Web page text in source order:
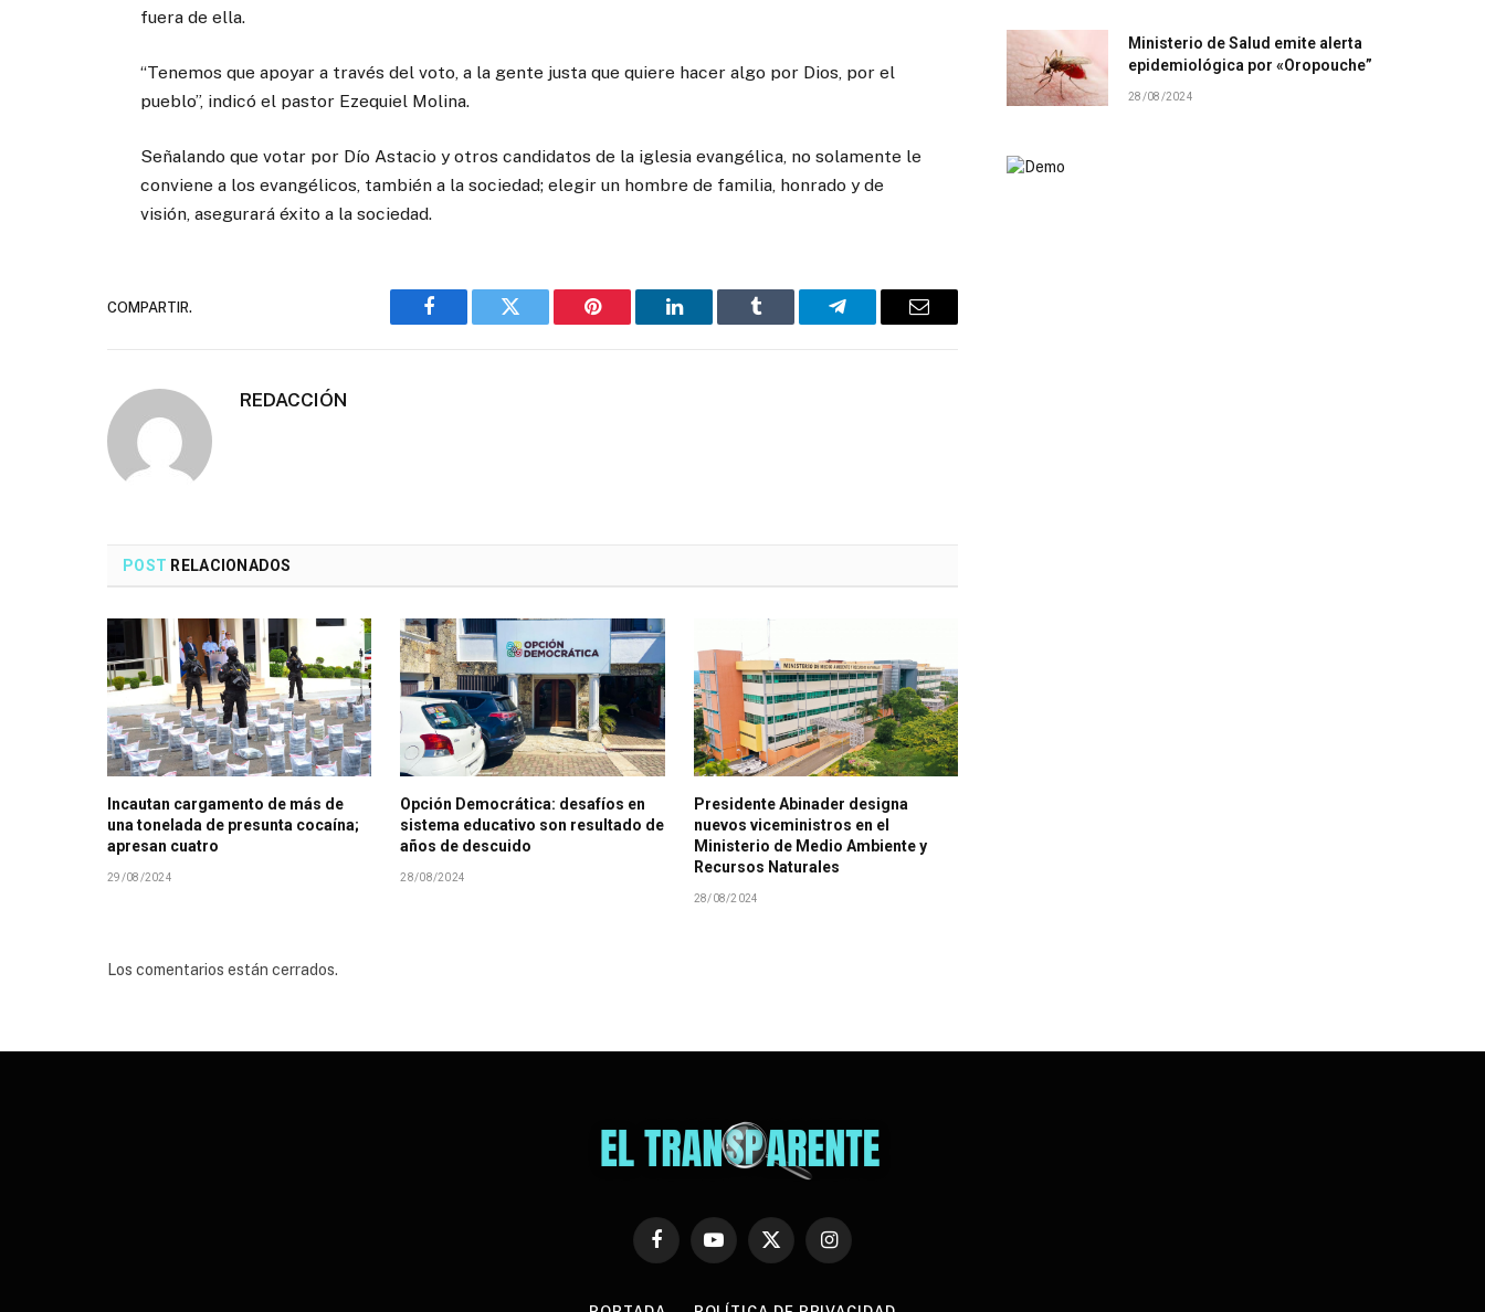
fuera de ella.
“Tenemos que apoyar a través del voto, a la gente justa que quiere hacer algo por Dios, por el
pueblo”, indicó el pastor Ezequiel Molina.
Señalando que votar por Dío Astacio y otros candidatos de la iglesia evangélica, no solamente le
conviene a los evangélicos, también a la sociedad; elegir un hombre de familia, honrado y de
visión, asegurará éxito a la sociedad.
COMPARTIR.
Facebook Twitter Pinterest LinkedIn Tumblr TelegramaCorreo
REDACCIÓN
POST RELACIONADOS
Incautan cargamento de más de
una tonelada de presunta cocaína;
apresan cuatro
29/08/2024
Opción Democrática: desafíos en
sistema educativo son resultado de
años de descuido
28/08/2024
Presidente Abinader designa
nuevos viceministros en el
Ministerio de Medio Ambiente y
Recursos Naturales
28/08/2024
Los comentarios están cerrados.
Ministerio de Salud emite alerta
epidemiológica por «Oropouche”
28/08/2024
FacebookYouTubeX
Instagram